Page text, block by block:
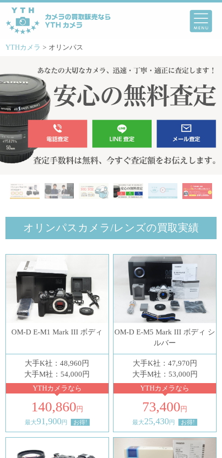
YTHカメラ > オリンパス
オリンパスカメラ/レンズの買取実績
OM-D E-M1 Mark III ボディ
大手K社：48,960円
大手M社：54,000円
YTHカメラなら
140,860 円
最大91,900円 お得!
OM-D E-M5 Mark III ボディ シ
ルバー
大手K社：47,970円
大手M社：53,000円
YTHカメラなら
73,400 円
最大25,430円 お得!